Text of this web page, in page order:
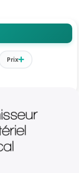
Prix